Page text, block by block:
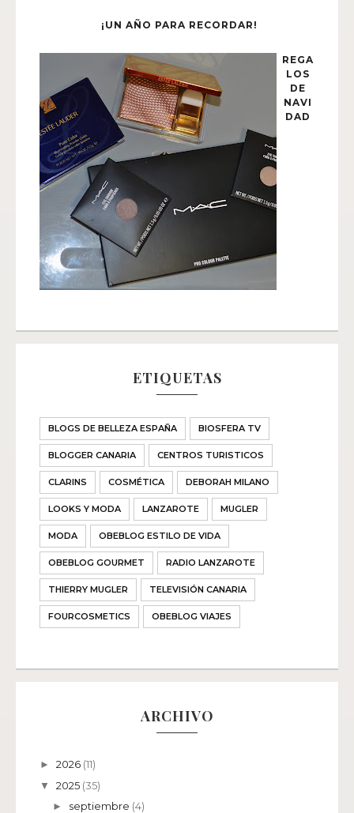
¡UN AÑO PARA RECORDAR!
REGA
LOS
DE
NAVI
DAD
ETIQUETAS
BLOGS DE BELLEZA ESPAÑA BIOSFERA TV
BLOGGER CANARIA CENTROS TURISTICOS
CLARINS COSMÉTICA DEBORAH MILANO
LOOKS Y MODA LANZAROTE MUGLER
MODA OBEBLOG ESTILO DE VIDA
OBEBLOG GOURMET RADIO LANZAROTE
THIERRY MUGLER TELEVISIÓN CANARIA
FOURCOSMETICS OBEBLOG VIAJES
ARCHIVO
► 2026 (11)
▼ 2025 (35)
► septiembre (4)